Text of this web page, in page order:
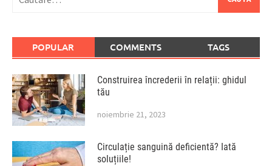
după:
POPULAR COMMENTS TAGS
Construirea încrederii în relații: ghidul
tău
noiembrie 21, 2023
Circulație sanguină deficientă? Iată
soluțiile!